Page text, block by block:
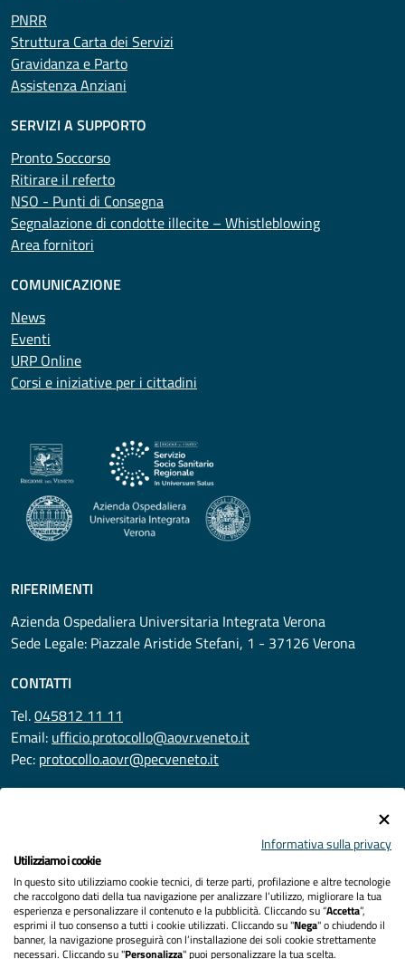
PNRR
Struttura Carta dei Servizi
Gravidanza e Parto
Assistenza Anziani
SERVIZI A SUPPORTO
Pronto Soccorso
Ritirare il referto
NSO - Punti di Consegna
Segnalazione di condotte illecite – Whistleblowing
Area fornitori
COMUNICAZIONE
News
Eventi
URP Online
Corsi e iniziative per i cittadini
RIFERIMENTI
Azienda Ospedaliera Universitaria Integrata Verona
Sede Legale: Piazzale Aristide Stefani, 1 - 37126 Verona
CONTATTI
Tel.045812 11 11
Email: ufficio.protocollo@aovr.veneto.it
Pec: protocollo.aovr@pecveneto.it
Privacy
Accessibilità
Informativa sulla privacy
Utilizziamo i cookie
In questo sito utilizziamo cookie tecnici, di terze parti, profilazione e altre tecnologie
che raccolgono dati della tua navigazione per analizzare l’utilizzo, migliorare la tua
esperienza e personalizzare il contenuto e la pubblicità. Cliccando su “Accetta”,
esprimi il tuo consenso a tutti i cookie utilizzati. Cliccando su "Nega" o chiudendo il
banner, la navigazione proseguirà con l’installazione dei soli cookie strettamente
necessari. Cliccando su "Personalizza" puoi personalizzare la tua scelta.